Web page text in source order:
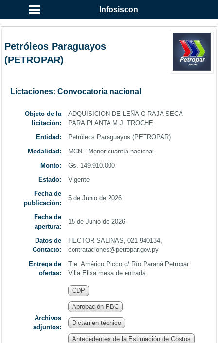
Infosiscon
Petróleos Paraguayos
(PETROPAR)
Lictaciones: Convocatoria nacional
Objeto de la
licitación:
ADQUISICION DE LEÑA O RAJA SECA
PARA PLANTA M.J. TROCHE
Entidad:
Petróleos Paraguayos (PETROPAR)
Modalidad:
MCN - Menor cuantía nacional
Monto:
Gs. 149.910.000
Estado:
Vigente
Fecha de
publicación:
5 de Junio de 2026
Fecha de
apertura:
15 de Junio de 2026
Datos de
Contacto:
HECTOR SALINAS, 021-940134,
contrataciones@petropar.gov.py
Entrega de
ofertas:
Tte. Américo Picco c/ Río Paraná Petropar
Villa Elisa mesa de entrada
Archivos
adjuntos:
CDP
Aprobación PBC
Dictamen técnico
Antecedentes de la Estimación de Costos